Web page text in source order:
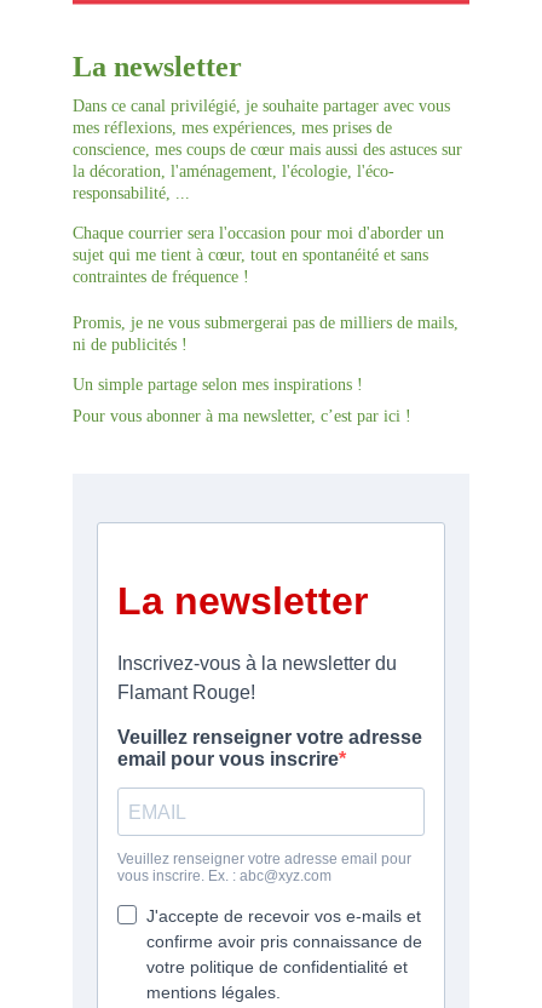
La newsletter
Dans ce canal privilégié, je souhaite partager avec vous
mes réflexions, mes expériences, mes prises de
conscience, mes coups de cœur mais aussi des astuces sur
la décoration, l'aménagement, l'écologie, l'éco-
responsabilité, ...
Chaque courrier sera l'occasion pour moi d'aborder un
sujet qui me tient à cœur, tout en spontanéité et sans
contraintes de fréquence !
Promis, je ne vous submergerai pas de milliers de mails,
ni de publicités !
Un simple partage selon mes inspirations !
Pour vous abonner à ma newsletter, c’est par ici !